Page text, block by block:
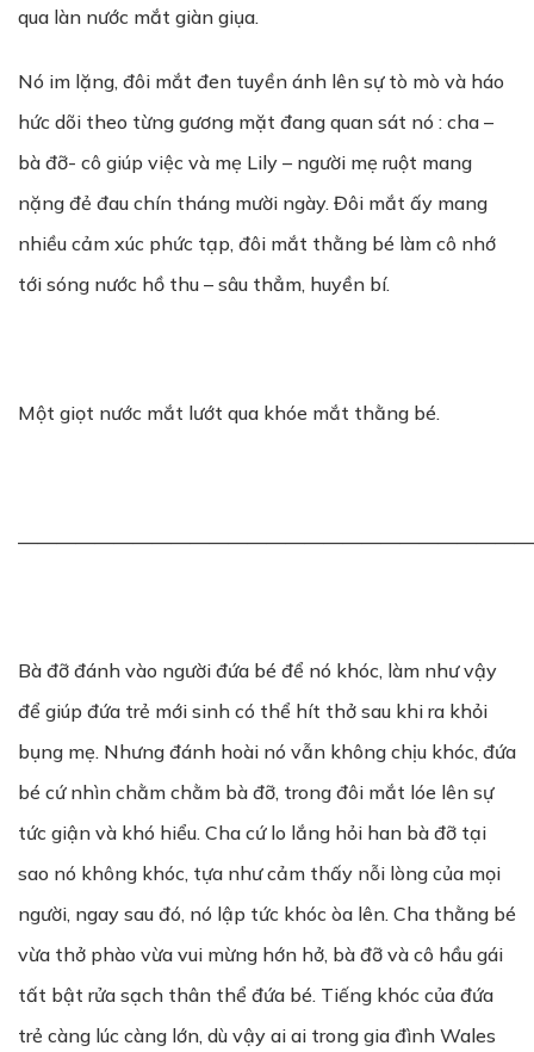
qua làn nước mắt giàn giụa.
Nó im lặng, đôi mắt đen tuyền ánh lên sự tò mò và háo
hức dõi theo từng gương mặt đang quan sát nó : cha –
bà đỡ- cô giúp việc và mẹ Lily – người mẹ ruột mang
nặng đẻ đau chín tháng mười ngày. Đôi mắt ấy mang
nhiều cảm xúc phức tạp, đôi mắt thằng bé làm cô nhớ
tới sóng nước hồ thu – sâu thẳm, huyền bí.
Một giọt nước mắt lướt qua khóe mắt thằng bé.
Bà đỡ đánh vào người đứa bé để nó khóc, làm như vậy
để giúp đứa trẻ mới sinh có thể hít thở sau khi ra khỏi
bụng mẹ. Nhưng đánh hoài nó vẫn không chịu khóc, đứa
bé cứ nhìn chằm chằm bà đỡ, trong đôi mắt lóe lên sự
tức giận và khó hiểu. Cha cứ lo lắng hỏi han bà đỡ tại
sao nó không khóc, tựa như cảm thấy nỗi lòng của mọi
người, ngay sau đó, nó lập tức khóc òa lên. Cha thằng bé
vừa thở phào vừa vui mừng hớn hở, bà đỡ và cô hầu gái
tất bật rửa sạch thân thể đứa bé. Tiếng khóc của đứa
trẻ càng lúc càng lớn, dù vậy ai ai trong gia đình Wales